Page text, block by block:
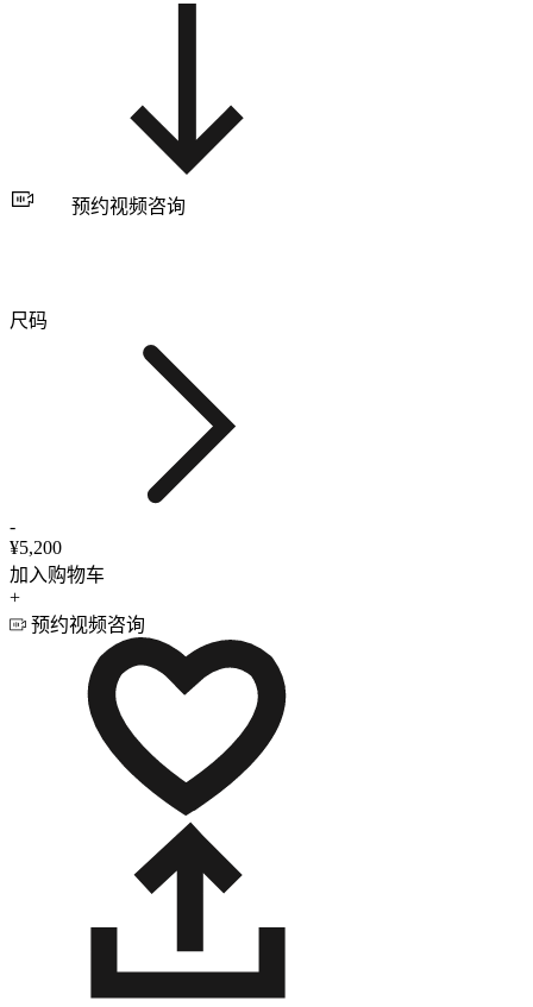
预约视频咨询
尺码
-
¥5,200
加入购物车
+
预约视频咨询